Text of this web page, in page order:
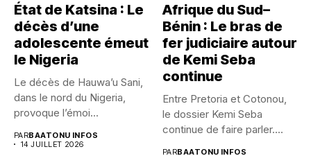
État de Katsina : Le
décès d’une
adolescente émeut
le Nigeria
Le décès de Hauwa’u Sani,
dans le nord du Nigeria,
provoque l’émoi...
PARBAATONU INFOS
14 JUILLET 2026
Afrique du Sud–
Bénin : Le bras de
fer judiciaire autour
de Kemi Seba
continue
Entre Pretoria et Cotonou,
le dossier Kemi Seba
continue de faire parler....
PARBAATONU INFOS